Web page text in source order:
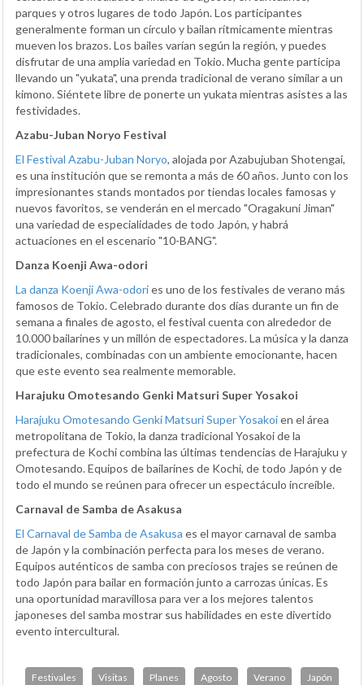
parques y otros lugares de todo Japón. Los participantes
generalmente forman un círculo y bailan rítmicamente mientras
mueven los brazos. Los bailes varían según la región, y puedes
disfrutar de una amplia variedad en Tokio. Mucha gente participa
llevando un "yukata", una prenda tradicional de verano similar a un
kimono. Siéntete libre de ponerte un yukata mientras asistes a las
festividades.
Azabu-Juban Noryo Festival
El Festival Azabu-Juban Noryo, alojada por Azabujuban Shotengai,
es una institución que se remonta a más de 60 años. Junto con los
impresionantes stands montados por tiendas locales famosas y
nuevos favoritos, se venderán en el mercado "Oragakuni Jiman"
una variedad de especialidades de todo Japón, y habrá
actuaciones en el escenario "10-BANG".
Danza Koenji Awa-odori
La danza Koenji Awa-odories uno de los festivales de verano más
famosos de Tokio. Celebrado durante dos días durante un fin de
semana a finales de agosto, el festival cuenta con alrededor de
10.000 bailarines y un millón de espectadores. La música y la danza
tradicionales, combinadas con un ambiente emocionante, hacen
que este evento sea realmente memorable.
Harajuku Omotesando Genki Matsuri Super Yosakoi
Harajuku Omotesando Genki Matsuri Super Yosakoien el área
metropolitana de Tokio, la danza tradicional Yosakoi de la
prefectura de Kochi combina las últimas tendencias de Harajuku y
Omotesando. Equipos de bailarines de Kochi, de todo Japón y de
todo el mundo se reúnen para ofrecer un espectáculo increíble.
Carnaval de Samba de Asakusa
El Carnaval de Samba de Asakusa es el mayor carnaval de samba
de Japón y la combinación perfecta para los meses de verano.
Equipos auténticos de samba con preciosos trajes se reúnen de
todo Japón para bailar en formación junto a carrozas únicas. Es
una oportunidad maravillosa para ver a los mejores talentos
japoneses del samba mostrar sus habilidades en este divertido
evento intercultural.
Festivales Visitas Planes Agosto Verano Japón